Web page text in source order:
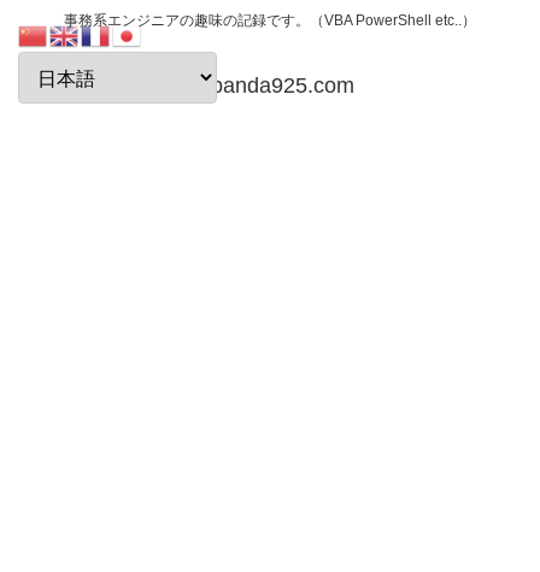
事務系エンジニアの趣味の記録です。（VBA PowerShell etc..）
papanda925.com